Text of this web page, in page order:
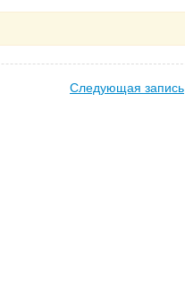
Следующая запись